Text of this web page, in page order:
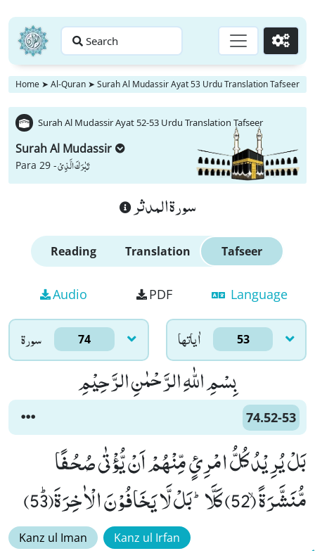
Search Go
Home ➤ Al-Quran ➤ Surah Al Mudassir Ayat 53 Urdu Translation Tafseer
Surah Al Mudassir Ayat 52-53 Urdu Translation Tafseer
Surah Al Mudassir
Para 29 -تَبٰرَكَ الَّذِیْ
سورة المدثر
Reading Translation Tafseer
Audio PDF Language
سورۃ 74 اٰياتها 53
بِسْمِ اللّٰهِ الرَّحْمٰنِ الرَّحِیْمِ
74.52-53
بَلْ یُرِیْدُ كُلُّ امْرِئٍ مِّنْهُمْ اَنْ یُّؤْتٰى صُحُفًا
مُّنَشَّرَةًۙ (52) كَلَّاؕ-بَلْ لَّا یَخَافُوْنَ الْاٰخِرَةَﭤ(53)
Kanz ul Iman Kanz ul Irfan